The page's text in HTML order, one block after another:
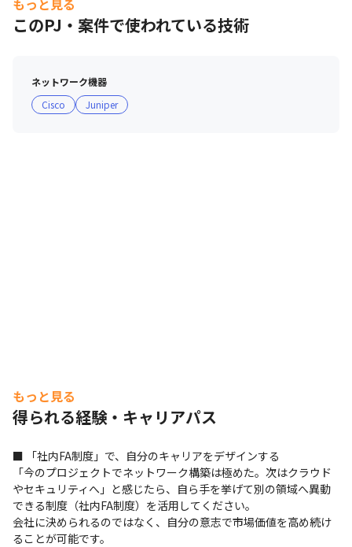
また、自ら職務・職場を希望できる制度や、 キャリアサ
ポート制度など会社一丸であなたの希望を叶える仕組み・
■ 現場・社員の雰囲気
・出社とリモートワークを組み合わせ、積極的にコミュニ
（※2024年12月時点）
もっと見る
このPJ・案件で使われている技術
ネットワーク機器
Cisco
Juniper
もっと見る
得られる経験・キャリアパス
■ 「社内FA制度」で、自分のキャリアをデザインする
「今のプロジェクトでネットワーク構築は極めた。次はクラウド
やセキュリティへ」と感じたら、自ら手を挙げて別の領域へ異動
できる制度（社内FA制度）を活用してください。
会社に決められるのではなく、自分の意志で市場価値を高め続け
ることが可能です。